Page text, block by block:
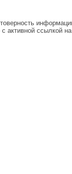
активной ссылкой